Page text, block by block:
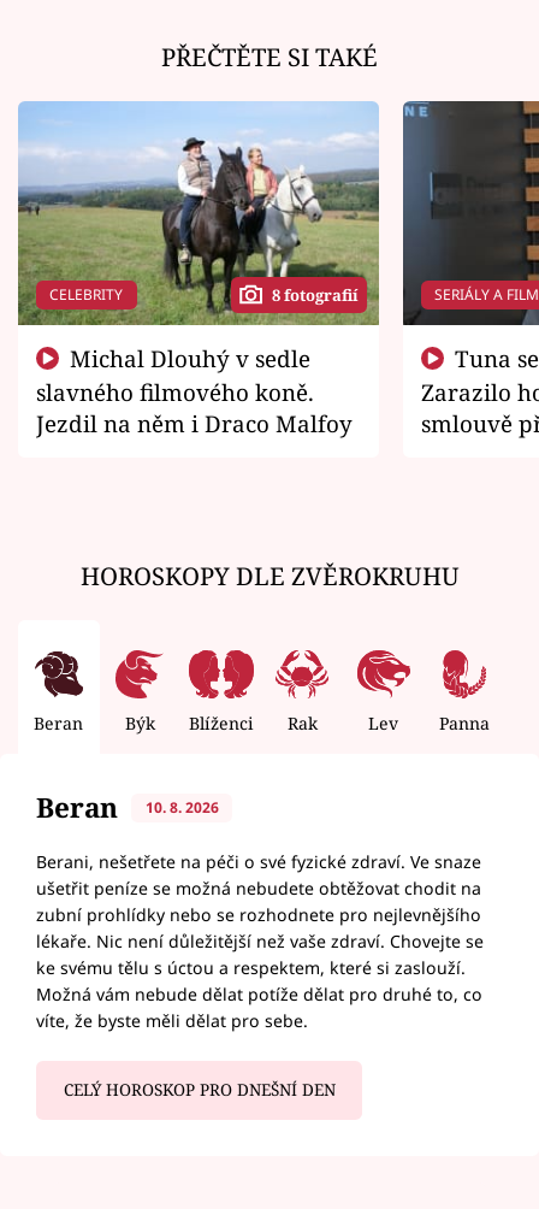
PŘEČTĚTE SI TAKÉ
CELEBRITY 8 fotografií
slavného filmového koně.
Jezdil na něm i Draco Malfoy
SERIÁLY A
Zarazilo
smlouvě
HOROSKOPY DLE ZVĚROKRUHU
Beran Býk Blíženci Rak Lev Panna
Beran 10. 8. 2026
Berani, nešetřete na péči o své fyzické zdraví. Ve snaze
ušetřit peníze se možná nebudete obtěžovat chodit na
zubní prohlídky nebo se rozhodnete pro nejlevnějšího
lékaře. Nic není důležitější než vaše zdraví. Chovejte se
ke svému tělu s úctou a respektem, které si zaslouží.
Možná vám nebude dělat potíže dělat pro druhé to, co
víte, že byste měli dělat pro sebe.
CELÝ HOROSKOP PRO DNEŠNÍ DEN